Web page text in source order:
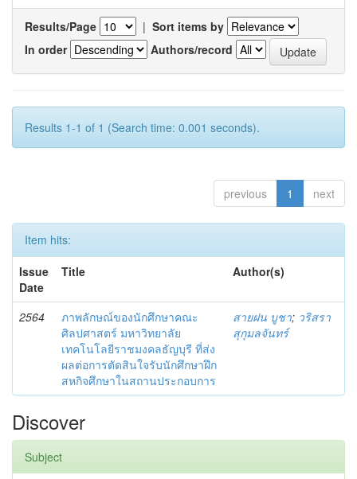
Results/Page | Sort items by
In order
Authors/record
Results 1-1 of 1 (Search time: 0.001 seconds).
previous 1 next
Item hits:
Issue
Date
Title Author(s)
2564
ภาพลักษณ์ของนักศึกษาคณะ
ศิลปศาสตร์ มหาวิทยาลัย
เทคโนโลยีราชมงคลธัญบุรี ที่ส่ง
ผลต่อการตัดสินใจรับนักศึกษาฝึก
สหกิจศึกษาในสถานประกอบการ
สายฝน บูชา; วริสรา
สุกุมลจันทร์
Discover
Subject